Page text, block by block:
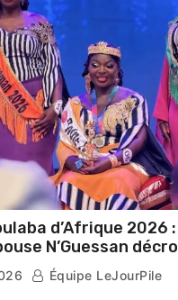
d’Afrique 2026
N’Guessan
Équipe LeJourPile